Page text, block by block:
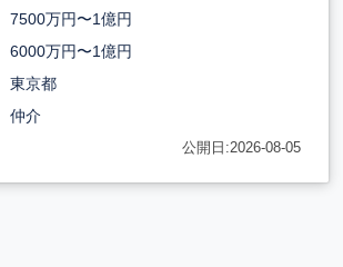
7500万円〜1億円
6000万円〜1億円
東京都
仲介
公開日:2026-08-05